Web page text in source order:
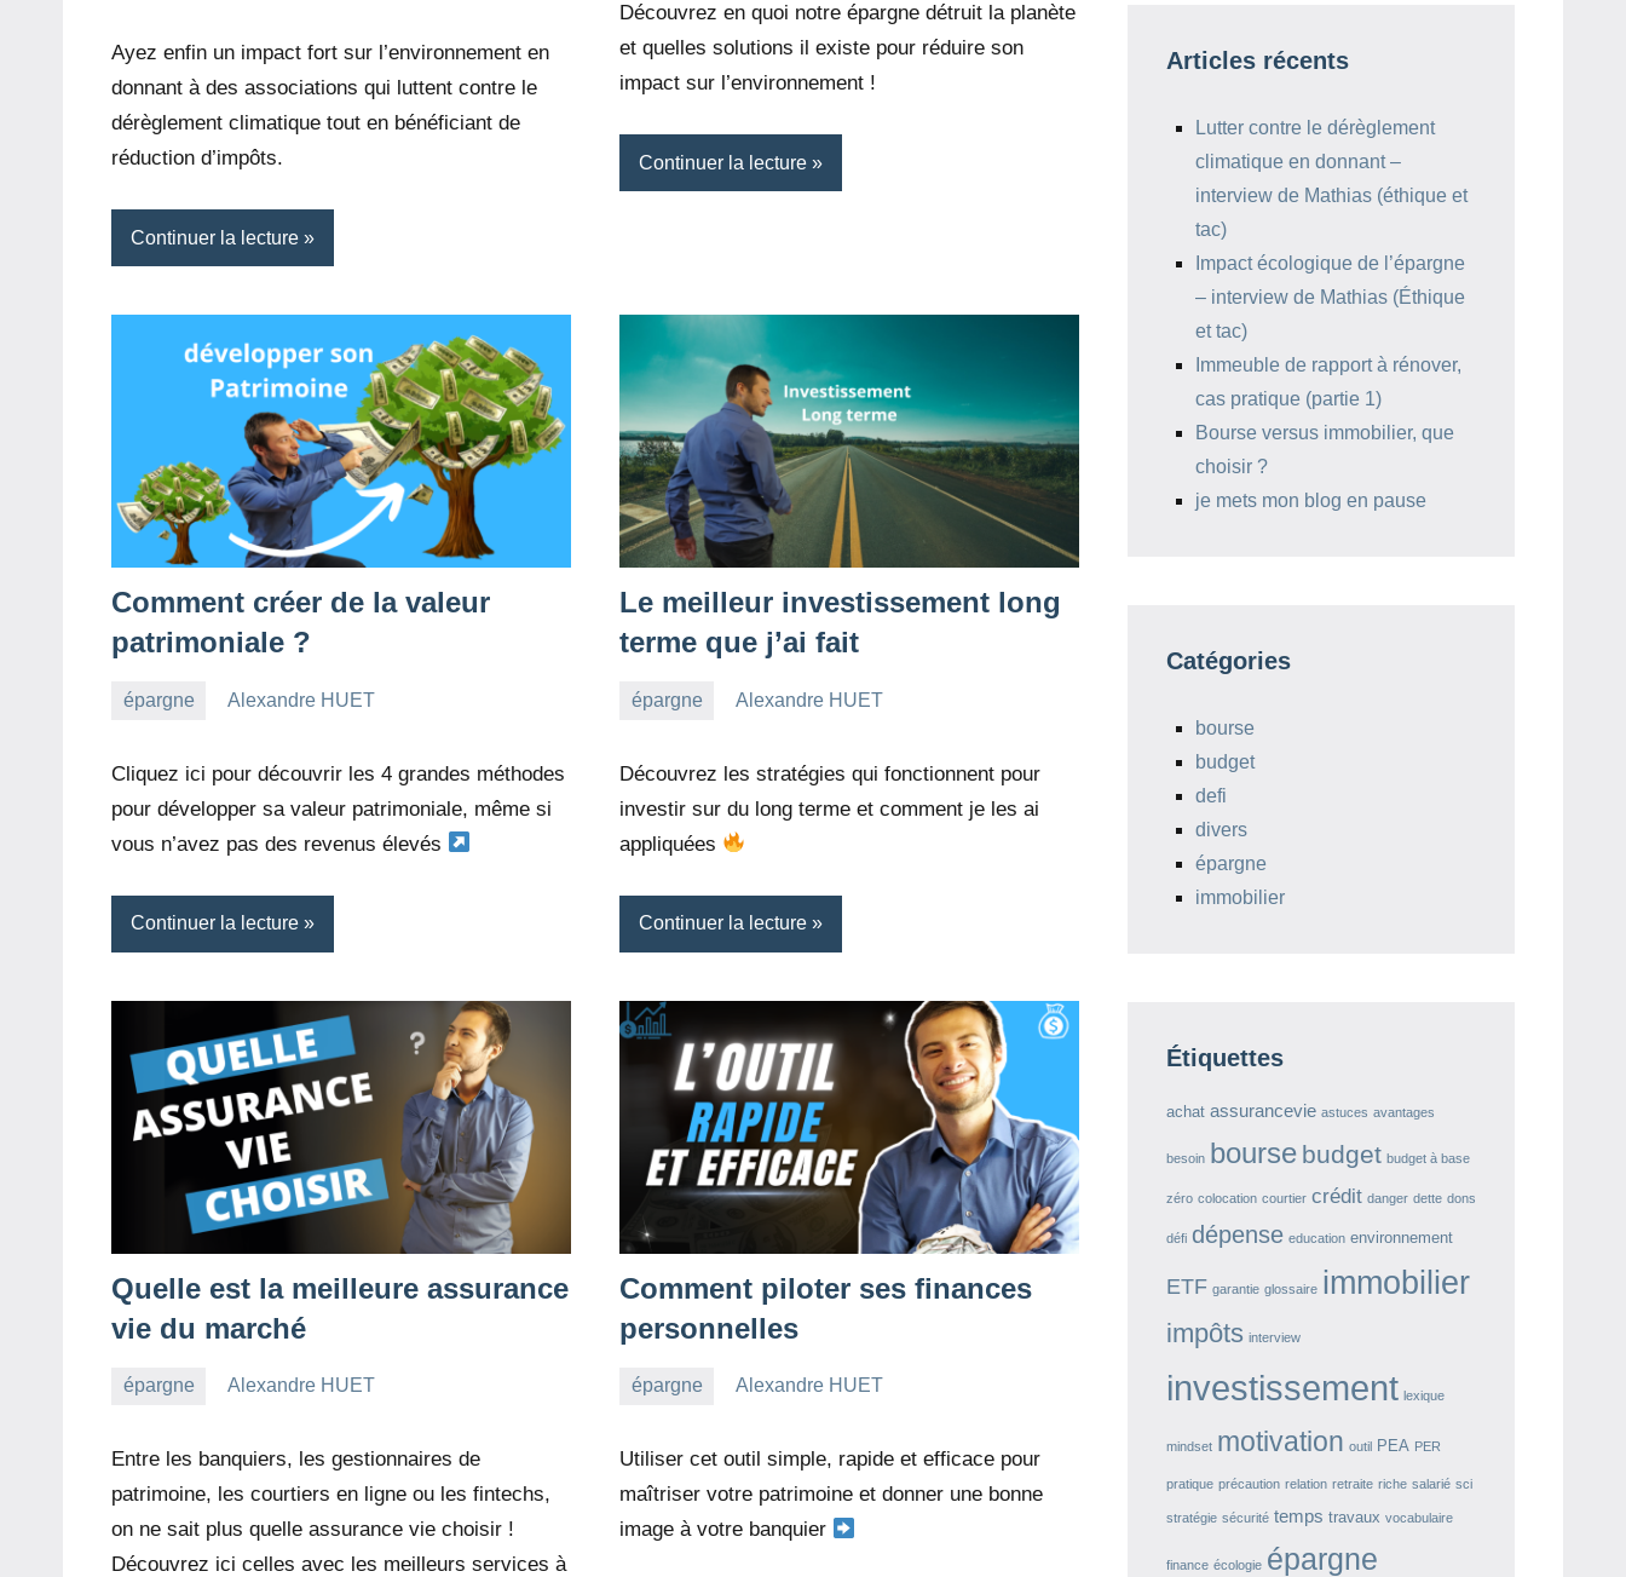
2023
Ayez enfin un impact fort sur l’environnement en
donnant à des associations qui luttent contre le
dérèglement climatique tout en bénéficiant de
réduction d’impôts.
Continuer la lecture
2023
Découvrez en quoi notre épargne détruit la planète
et quelles solutions il existe pour réduire son
impact sur l’environnement !
Continuer la lecture
Comment créer de la valeur
patrimoniale ?
épargne
2023
Alexandre HUET
Cliquez ici pour découvrir les 4 grandes méthodes
pour développer sa valeur patrimoniale, même si
vous n’avez pas des revenus élevés
Continuer la lecture
Le meilleur investissement long
terme que j’ai fait
épargne
2022
Alexandre HUET
Découvrez les stratégies qui fonctionnent pour
investir sur du long terme et comment je les ai
appliquées
Continuer la lecture
Quelle est la meilleure assurance
vie du marché
épargne
2022
Alexandre HUET
Entre les banquiers, les gestionnaires de
patrimoine, les courtiers en ligne ou les fintechs,
on ne sait plus quelle assurance vie choisir !
Découvrez ici celles avec les meilleurs services à
Comment piloter ses finances
personnelles
épargne
2022
Alexandre HUET
Utiliser cet outil simple, rapide et efficace pour
maîtriser votre patrimoine et donner une bonne
image à votre banquier
Articles récents
Lutter contre le dérèglement
climatique en donnant –
interview de Mathias (éthique et
tac)
Impact écologique de l’épargne
– interview de Mathias (Éthique
et tac)
Immeuble de rapport à rénover,
cas pratique (partie 1)
Bourse versus immobilier, que
choisir ?
je mets mon blog en pause
Catégories
bourse
budget
defi
divers
épargne
immobilier
Étiquettes
achat assurancevie astuces avantages
besoin bourse budget budget à base
zéro colocation courtier crédit danger dette dons
défi dépense education environnement
ETF garantie glossaire immobilier
impôts interview
investissement lexique
mindset motivation outil PEA PER
pratique précaution relation retraite riche salarié sci
stratégie sécurité temps travaux vocabulaire
finance écologie épargne